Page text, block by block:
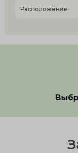
Расположение